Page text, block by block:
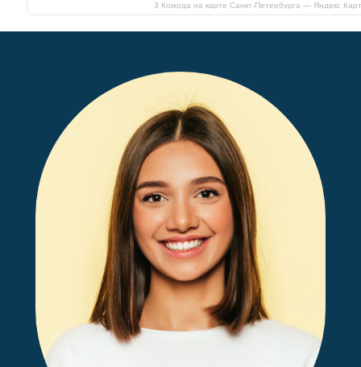
3 Комода на карте Санкт‑Петербурга — Яндекс